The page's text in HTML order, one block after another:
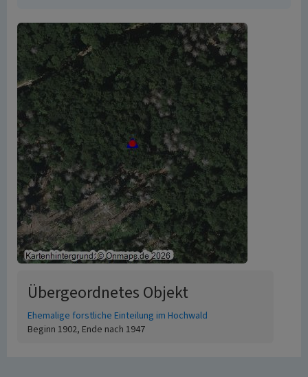
Übergeordnetes Objekt
Ehemalige forstliche Einteilung im Hochwald
Beginn 1902, Ende nach 1947